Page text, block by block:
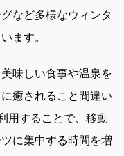
など多様なウィンタ
ます。
味しい食事や温泉を
癒されること間違い
用することで、移動
に集中する時間を増